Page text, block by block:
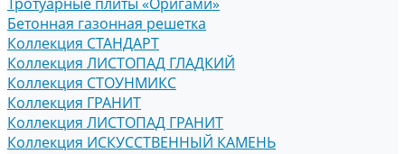
Бетонная газонная решетка
Коллекция СТАНДАРТ
Коллекция ЛИСТОПАД ГЛАДКИЙ
Коллекция СТОУНМИКС
Коллекция ГРАНИТ
Коллекция ЛИСТОПАД ГРАНИТ
Коллекция ИСКУССТВЕННЫЙ КАМЕНЬ